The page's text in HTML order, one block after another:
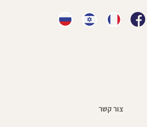
צור קשר